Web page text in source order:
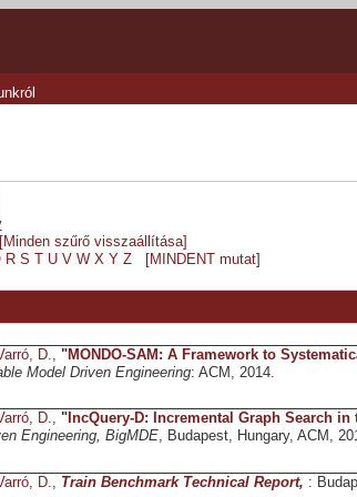
[Minden szűrő visszaállítása]
R S U V W X Y Z[ MINDENT mutat]
D. "MONDO-SAM: A Framework to
Model Driven Engineering: ACM, 2014.
D., "IncQuery-D: Incremental Graph Search in
Engineering, BigMDE, Budapest, Hungary, ACM,
D., Train Benchmark Technical Report, :